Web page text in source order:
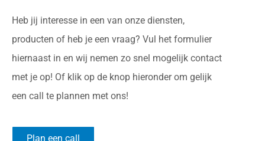
Heb jij interesse in een van onze diensten,
producten of heb je een vraag? Vul het formulier
hiernaast in en wij nemen zo snel mogelijk contact
met je op! Of klik op de knop hieronder om gelijk
een call te plannen met ons!
Plan een call